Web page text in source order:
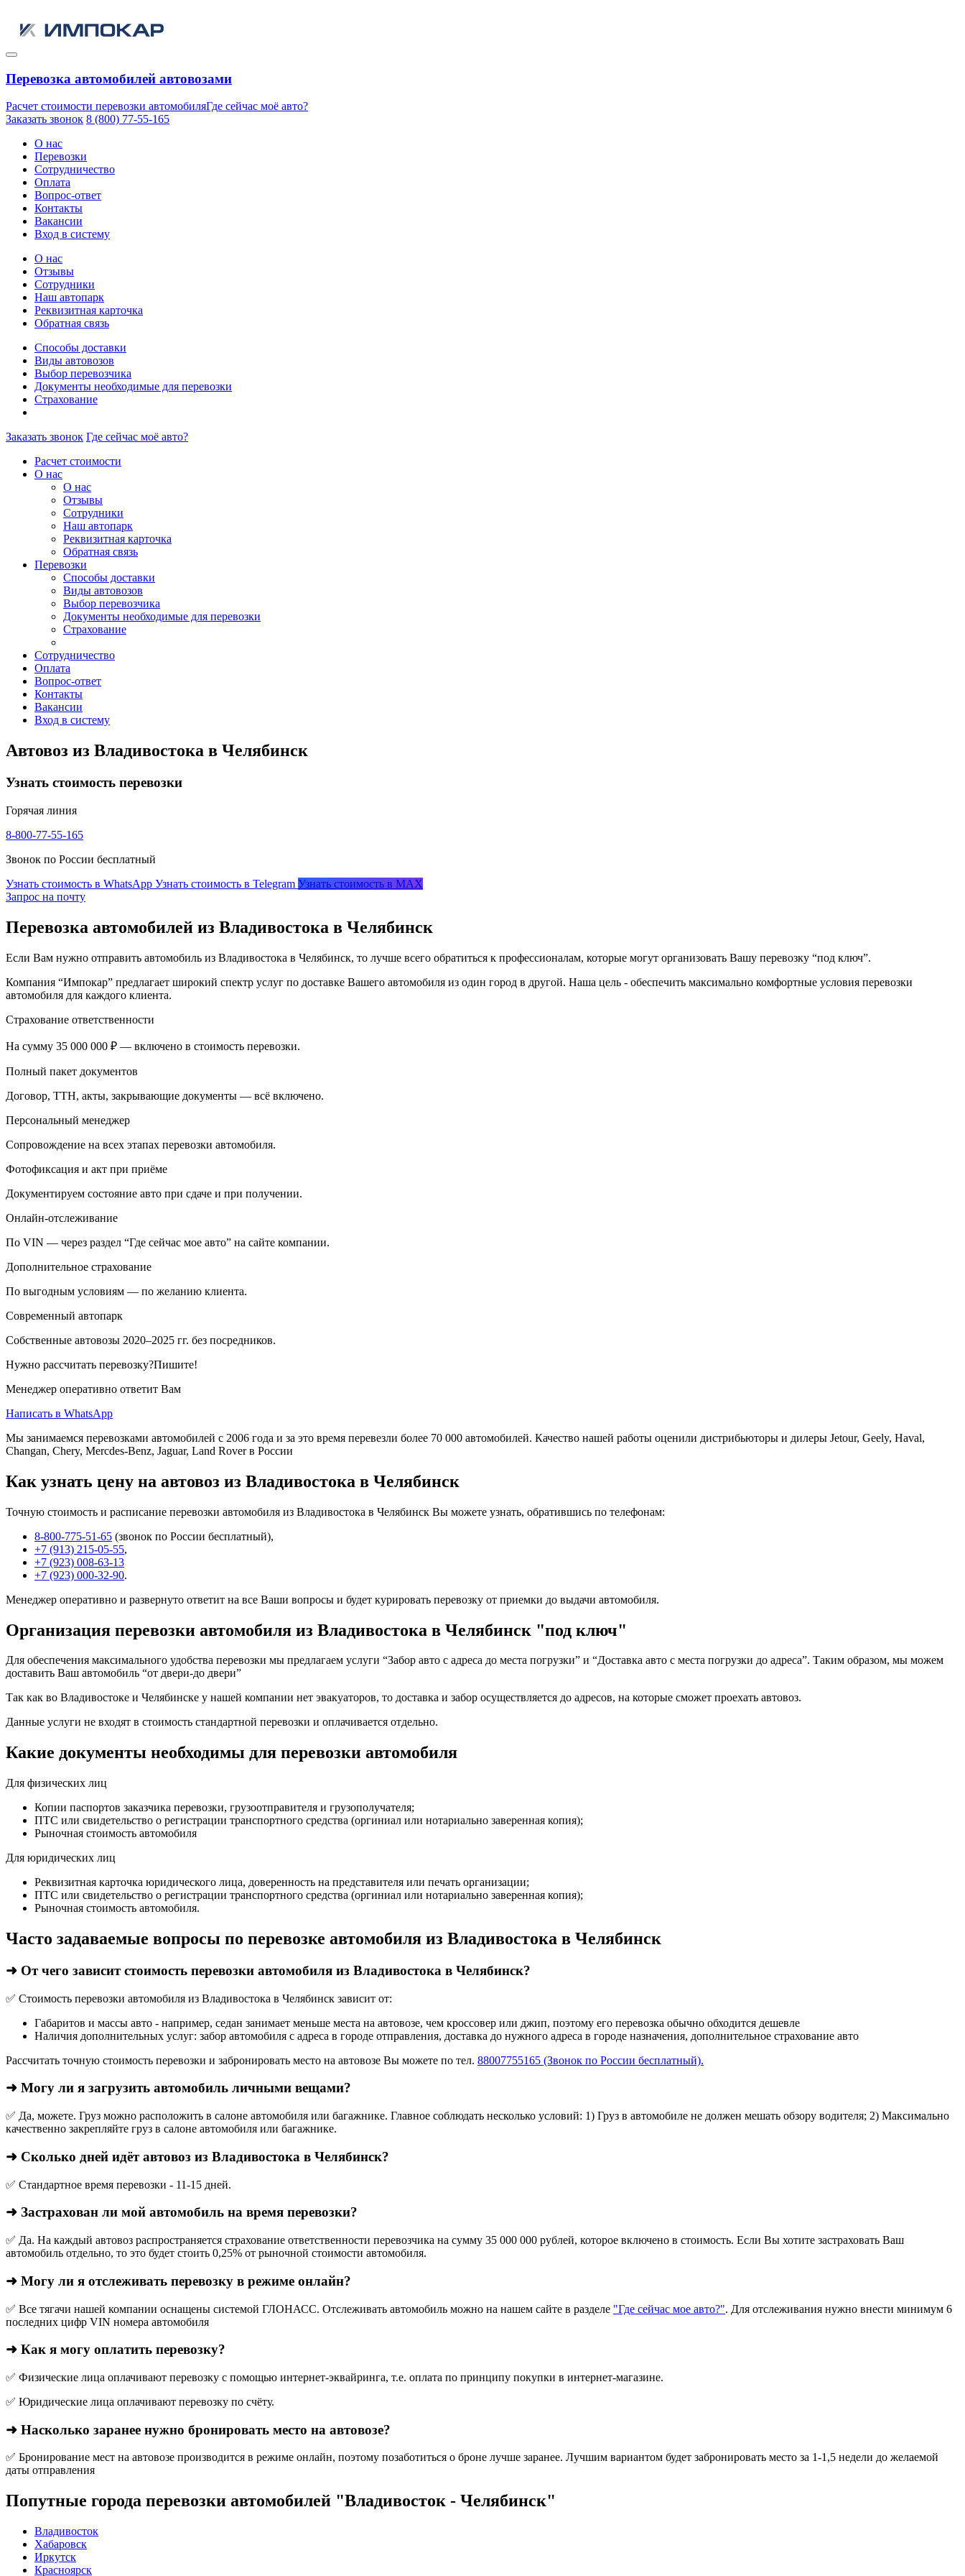
Перевозка автомобилей автовозами
Расчет стоимости перевозки автомобиляГде сейчас моё авто?
Заказать звонок 8 (800) 77-55-165
О нас
Перевозки
Сотрудничество
Оплата
Вопрос-ответ
Контакты
Вакансии
Вход в систему
О нас
Отзывы
Сотрудники
Наш автопарк
Реквизитная карточка
Обратная связь
Способы доставки
Виды автовозов
Выбор перевозчика
Документы необходимые для перевозки
Страхование
Заказать звонок Где сейчас моё авто?
Расчет стоимости
О нас
О нас
Отзывы
Сотрудники
Наш автопарк
Реквизитная карточка
Обратная связь
Перевозки
Способы доставки
Виды автовозов
Выбор перевозчика
Документы необходимые для перевозки
Страхование
Сотрудничество
Оплата
Вопрос-ответ
Контакты
Вакансии
Вход в систему
Автовоз из Владивостока в Челябинск
Узнать стоимость перевозки
Горячая линия
8-800-77-55-165
Звонок по России бесплатный
Узнать стоимость в WhatsApp Узнать стоимость в Telegram Узнать стоимость в MAX
Запрос на почту
Перевозка автомобилей из Владивостока в Челябинск
Если Вам нужно отправить автомобиль из Владивостока в Челябинск, то лучше всего обратиться к профессионалам, которые могут организовать Вашу перевозку “под ключ”.
Компания “Импокар” предлагает широкий спектр услуг по доставке Вашего автомобиля из один город в другой. Наша цель - обеспечить максимально комфортные условия перевозки
автомобиля для каждого клиента.
Страхование ответственности
На сумму 35 000 000 ₽ — включено в стоимость перевозки.
Полный пакет документов
Договор, ТТН, акты, закрывающие документы — всё включено.
Персональный менеджер
Сопровождение на всех этапах перевозки автомобиля.
Фотофиксация и акт при приёме
Документируем состояние авто при сдаче и при получении.
Онлайн-отслеживание
По VIN — через раздел “Где сейчас мое авто” на сайте компании.
Дополнительное страхование
По выгодным условиям — по желанию клиента.
Современный автопарк
Собственные автовозы 2020–2025 гг. без посредников.
Нужно рассчитать перевозку?Пишите!
Менеджер оперативно ответит Вам
Написать в WhatsApp
Мы занимаемся перевозками автомобилей с 2006 года и за это время перевезли более 70 000 автомобилей. Качество нашей работы оценили дистрибьюторы и дилеры Jetour, Geely, Haval,
Changan, Chery, Mercdes-Benz, Jaguar, Land Rover в России
Как узнать цену на автовоз из Владивостока в Челябинск
Точную стоимость и расписание перевозки автомобиля из Владивостока в Челябинск Вы можете узнать, обратившись по телефонам:
8-800-775-51-65 (звонок по России бесплатный),
+7 (913) 215-05-55,
+7 (923) 008-63-13
+7 (923) 000-32-90.
Менеджер оперативно и развернуто ответит на все Ваши вопросы и будет курировать перевозку от приемки до выдачи автомобиля.
Организация перевозки автомобиля из Владивостока в Челябинск "под ключ"
Для обеспечения максимального удобства перевозки мы предлагаем услуги “Забор авто с адреса до места погрузки” и “Доставка авто с места погрузки до адреса”. Таким образом, мы можем
доставить Ваш автомобиль “от двери-до двери”
Так как во Владивостоке и Челябинске у нашей компании нет эвакуаторов, то доставка и забор осуществляется до адресов, на которые сможет проехать автовоз.
Данные услуги не входят в стоимость стандартной перевозки и оплачивается отдельно.
Какие документы необходимы для перевозки автомобиля
Для физических лиц
Копии паспортов заказчика перевозки, грузоотправителя и грузополучателя;
ПТС или свидетельство о регистрации транспортного средства (оргиниал или нотариально заверенная копия);
Рыночная стоимость автомобиля
Для юридических лиц
Реквизитная карточка юридического лица, доверенность на представителя или печать организации;
ПТС или свидетельство о регистрации транспортного средства (оргиниал или нотариально заверенная копия);
Рыночная стоимость автомобиля.
Часто задаваемые вопросы по перевозке автомобиля из Владивостока в Челябинск
➜ От чего зависит стоимость перевозки автомобиля из Владивостока в Челябинск?
✅ Стоимость перевозки автомобиля из Владивостока в Челябинск зависит от:
Габаритов и массы авто - например, седан занимает меньше места на автовозе, чем кроссовер или джип, поэтому его перевозка обычно обходится дешевле
Наличия дополнительных услуг: забор автомобиля с адреса в городе отправления, доставка до нужного адреса в городе назначения, дополнительное страхование авто
Рассчитать точную стоимость перевозки и забронировать место на автовозе Вы можете по тел. 88007755165 (Звонок по России бесплатный).
➜ Могу ли я загрузить автомобиль личными вещами?
✅ Да, можете. Груз можно расположить в салоне автомобиля или багажнике. Главное соблюдать несколько условий: 1) Груз в автомобиле не должен мешать обзору водителя; 2) Максимально
качественно закрепляйте груз в салоне автомобиля или багажнике.
➜ Сколько дней идёт автовоз из Владивостока в Челябинск?
✅ Стандартное время перевозки - 11-15 дней.
➜ Застрахован ли мой автомобиль на время перевозки?
✅ Да. На каждый автовоз распространяется страхование ответственности перевозчика на сумму 35 000 000 рублей, которое включено в стоимость. Если Вы хотите застраховать Ваш
автомобиль отдельно, то это будет стоить 0,25% от рыночной стоимости автомобиля.
➜ Могу ли я отслеживать перевозку в режиме онлайн?
✅ Все тягачи нашей компании оснащены системой ГЛОНАСС. Отслеживать автомобиль можно на нашем сайте в разделе "Где сейчас мое авто?". Для отслеживания нужно внести минимум 6
последних цифр VIN номера автомобиля
➜ Как я могу оплатить перевозку?
✅ Физические лица оплачивают перевозку с помощью интернет-эквайринга, т.е. оплата по принципу покупки в интернет-магазине.
✅ Юридические лица оплачивают перевозку по счёту.
➜ Насколько заранее нужно бронировать место на автовозе?
✅ Бронирование мест на автовозе производится в режиме онлайн, поэтому позаботиться о броне лучше заранее. Лучшим вариантом будет забронировать место за 1-1,5 недели до желаемой
даты отправления
Попутные города перевозки автомобилей "Владивосток - Челябинск"
Владивосток
Хабаровск
Иркутск
Красноярск